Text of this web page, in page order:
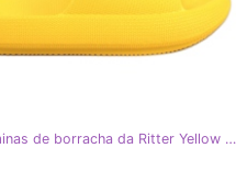
BM Lâminas de borracha da Ritter Yellow amarelo